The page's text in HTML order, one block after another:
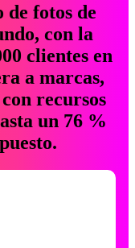
de fotos de
con la
clientes en
a marcas,
recursos
un 76 %